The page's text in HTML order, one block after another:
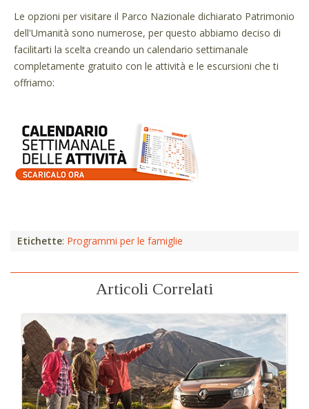
Le opzioni per visitare il Parco Nazionale dichiarato Patrimonio
dell'Umanità sono numerose, per questo abbiamo deciso di
facilitarti la scelta creando un calendario settimanale
completamente gratuito con le attività e le escursioni che ti
offriamo:
Etichette: Programmi per le famiglie
Articoli Correlati